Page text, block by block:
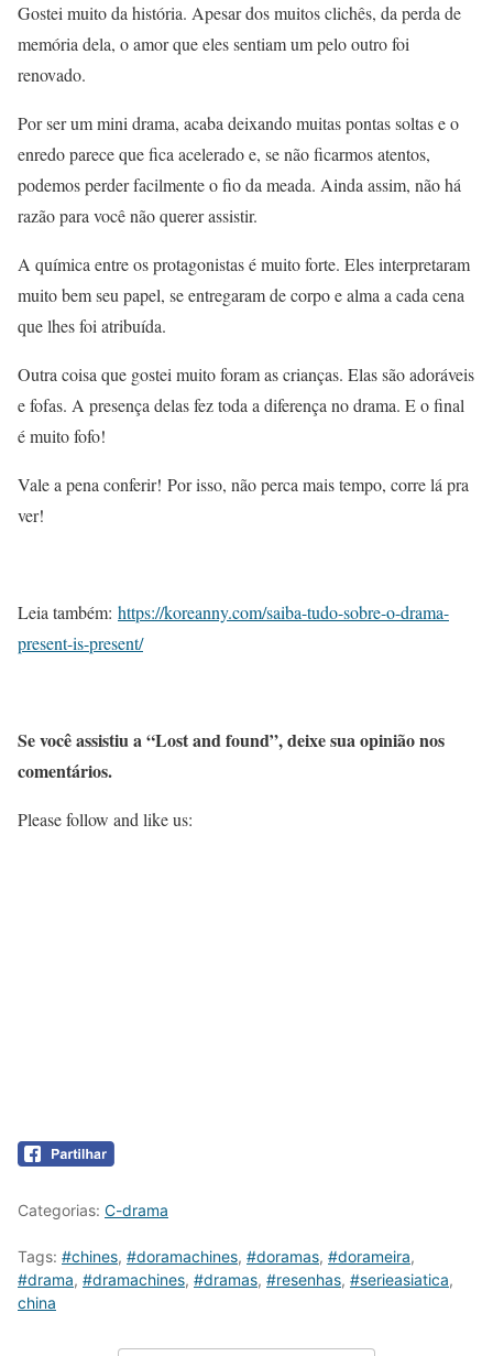
Gostei muito da história. Apesar dos muitos clichês, da perda de
memória dela, o amor que eles sentiam um pelo outro foi
renovado.
Por ser um mini drama, acaba deixando muitas pontas soltas e o
enredo parece que fica acelerado e, se não ficarmos atentos,
podemos perder facilmente o fio da meada. Ainda assim, não há
razão para você não querer assistir.
A química entre os protagonistas é muito forte. Eles interpretaram
muito bem seu papel, se entregaram de corpo e alma a cada cena
que lhes foi atribuída.
Outra coisa que gostei muito foram as crianças. Elas são adoráveis
e fofas. A presença delas fez toda a diferença no drama. E o final
é muito fofo!
Vale a pena conferir! Por isso, não perca mais tempo, corre lá pra
ver!
Leia também: https://koreanny.com/saiba-tudo-sobre-o-drama-
present-is-present/
Se você assistiu a “Lost and found”, deixe sua opinião nos
comentários.
Please follow and like us:
Categorias: C-drama
Tags: #chines, #doramachines, #doramas, #dorameira,
#drama, #dramachines, #dramas, #resenhas, #serieasiatica,
china